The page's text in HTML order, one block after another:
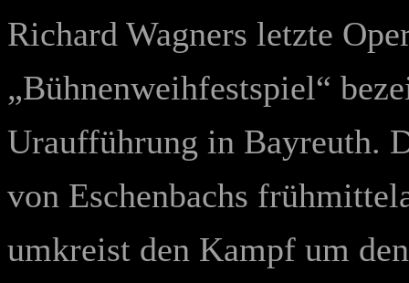
Richard Wagners letzte
„Bühnenweihfestspiel“
Uraufführung in Bayreuth.
von Eschenbachs
umkreist den Kampf um